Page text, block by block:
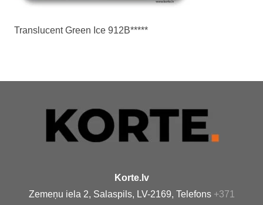
Translucent Green Ice 912B*****
Korte.lv
Zemeņu iela 2, Salaspils, LV-2169, Telefons +371